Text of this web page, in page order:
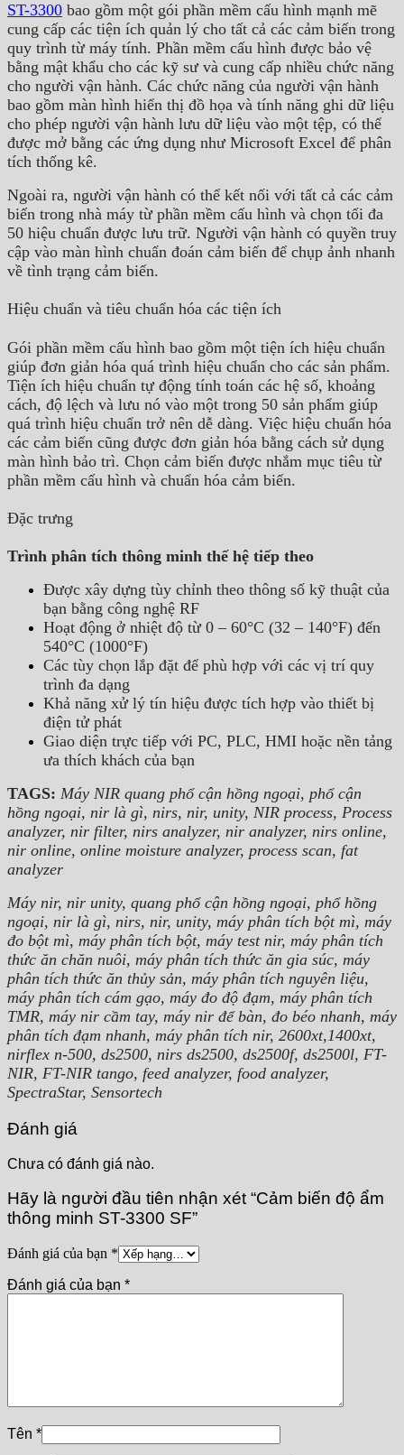
ST-3300 bao gồm một gói phần mềm cấu hình mạnh mẽ
cung cấp các tiện ích quản lý cho tất cả các cảm biến trong
quy trình từ máy tính. Phần mềm cấu hình được bảo vệ
bằng mật khẩu cho các kỹ sư và cung cấp nhiều chức năng
cho người vận hành. Các chức năng của người vận hành
bao gồm màn hình hiển thị đồ họa và tính năng ghi dữ liệu
cho phép người vận hành lưu dữ liệu vào một tệp, có thể
được mở bằng các ứng dụng như Microsoft Excel để phân
tích thống kê.
Ngoài ra, người vận hành có thể kết nối với tất cả các cảm
biến trong nhà máy từ phần mềm cấu hình và chọn tối đa
50 hiệu chuẩn được lưu trữ. Người vận hành có quyền truy
cập vào màn hình chuẩn đoán cảm biến để chụp ảnh nhanh
về tình trạng cảm biến.
Hiệu chuẩn và tiêu chuẩn hóa các tiện ích
Gói phần mềm cấu hình bao gồm một tiện ích hiệu chuẩn
giúp đơn giản hóa quá trình hiệu chuẩn cho các sản phẩm.
Tiện ích hiệu chuẩn tự động tính toán các hệ số, khoảng
cách, độ lệch và lưu nó vào một trong 50 sản phẩm giúp
quá trình hiệu chuẩn trở nên dễ dàng. Việc hiệu chuẩn hóa
các cảm biến cũng được đơn giản hóa bằng cách sử dụng
màn hình bảo trì. Chọn cảm biến được nhắm mục tiêu từ
phần mềm cấu hình và chuẩn hóa cảm biến.
Đặc trưng
Trình phân tích thông minh thế hệ tiếp theo
Được xây dựng tùy chỉnh theo thông số kỹ thuật của
bạn bằng công nghệ RF
Hoạt động ở nhiệt độ từ 0 – 60°C (32 – 140°F) đến
540°C (1000°F)
Các tùy chọn lắp đặt để phù hợp với các vị trí quy
trình đa dạng
Khả năng xử lý tín hiệu được tích hợp vào thiết bị
điện tử phát
Giao diện trực tiếp với PC, PLC, HMI hoặc nền tảng
ưa thích khách của bạn
TAGS: Máy NIR quang phổ cận hồng ngoại, phổ cận
hồng ngoại, nir là gì, nirs, nir, unity, NIR process, Process
analyzer, nir filter, nirs analyzer, nir analyzer, nirs online,
nir online, online moisture analyzer, process scan, fat
analyzer
Máy nir, nir unity, quang phổ cận hồng ngoại, phổ hồng
ngoại, nir là gì, nirs, nir, unity, máy phân tích bột mì, máy
đo bột mì, máy phân tích bột, máy test nir, máy phân tích
thức ăn chăn nuôi, máy phân tích thức ăn gia súc, máy
phân tích thức ăn thủy sản, máy phân tích nguyên liệu,
máy phân tích cám gạo, máy đo độ đạm, máy phân tích
TMR, máy nir cầm tay, máy nir để bàn, đo béo nhanh, máy
phân tích đạm nhanh, máy phân tích nir, 2600xt,1400xt,
nirflex n-500, ds2500, nirs ds2500, ds2500f, ds2500l, FT-
NIR, FT-NIR tango, feed analyzer, food analyzer,
SpectraStar, Sensortech
Đánh giá
Chưa có đánh giá nào.
Hãy là người đầu tiên nhận xét “Cảm biến độ ẩm
thông minh ST-3300 SF”
Đánh giá của bạn *
Đánh giá của bạn *
Tên *